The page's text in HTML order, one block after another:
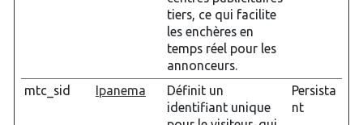
tiers, ce qui facilite
les enchères en
temps réel pour les
annonceurs.
mtc_sid
Ipanema
Définit un
identifiant unique
Persista
nt